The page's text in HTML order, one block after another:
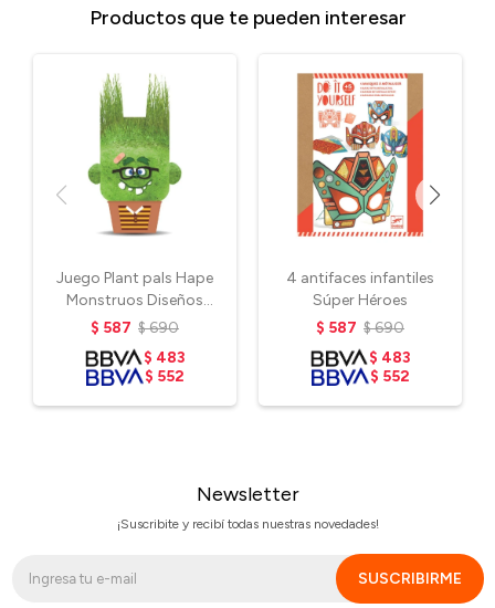
Productos que te pueden interesar
Juego Plant pals Hape
Monstruos Diseños
variados
$ 587 $690
$ 483
$ 552
4 antifaces infantiles
Súper Héroes
$ 587 $690
$ 483
$ 552
Newsletter
¡Suscribite y recibí todas nuestras novedades!
SUSCRIBIRME